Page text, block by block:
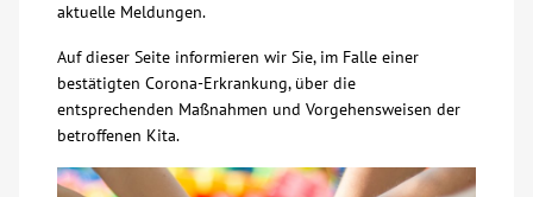
Ausbildung
Glossar
aktuelle Meldungen.
Auf dieser Seite informieren wir Sie, im Falle einer
bestätigten Corona-Erkrankung, über die
entsprechenden Maßnahmen und Vorgehensweisen der
betroffenen Kita.